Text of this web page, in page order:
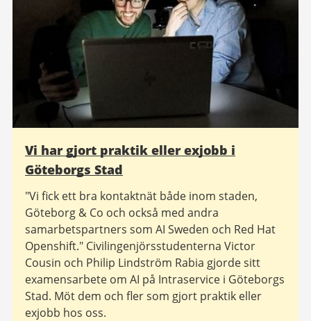
Vi har gjort praktik eller exjobb i
Göteborgs Stad
"Vi fick ett bra kontaktnät både inom staden,
Göteborg & Co och också med andra
samarbetspartners som AI Sweden och Red Hat
Openshift." Civilingenjörsstudenterna Victor
Cousin och Philip Lindström Rabia gjorde sitt
examensarbete om AI på Intraservice i Göteborgs
Stad. Möt dem och fler som gjort praktik eller
exjobb hos oss.